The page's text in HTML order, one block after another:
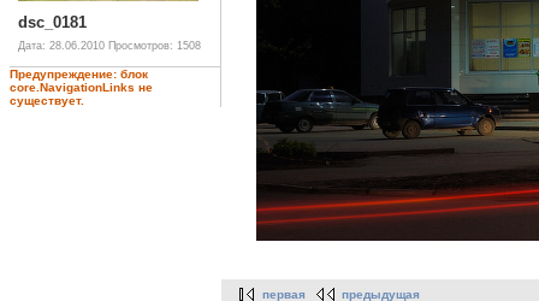
dsc_0181
Дата: 28.06.2010 Просмотров: 1508
Предупреждение: блок
core.NavigationLinks не
существует.
первая предыдущая